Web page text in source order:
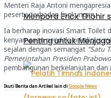
Menpora Erick Thohir
Penting untuk
Menteri Raja Antoni
peserta terhadap lingkungan.
Ia berharap inovasi Smart Toilet
kenyamanan pendaki sekaligus
sejalan dengan semangat “Satu
Pemerintahan Presiden
pembangunan berkelanjutan
Ikuti Berita dan Artikel lain diGoogle News